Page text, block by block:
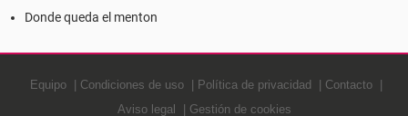
Donde queda el menton
Equipo Condiciones de uso Política de privacidad
Contacto
Aviso legal
Gestión de cookies